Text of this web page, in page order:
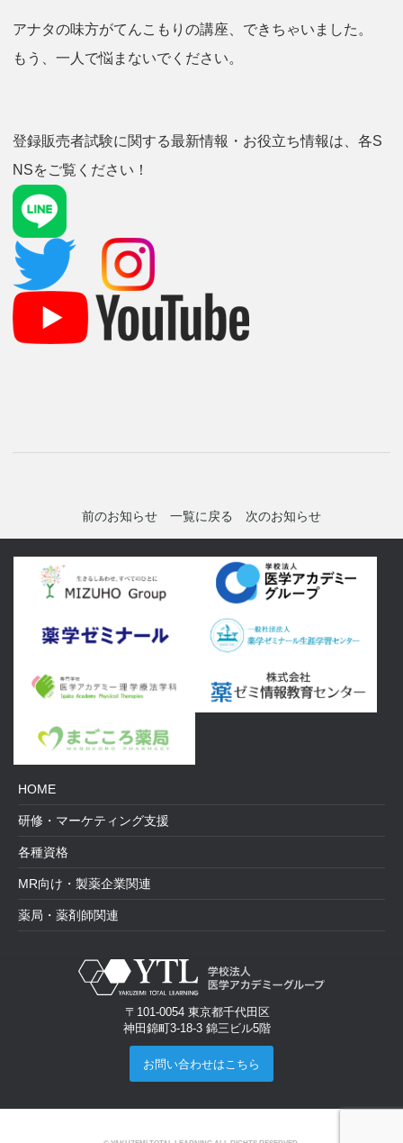
アナタの味方がてんこもりの講座、できちゃいました。
もう、一人で悩まないでください。
登録販売者試験に関する最新情報・お役立ち情報は、各S
NSをご覧ください！
前のお知らせ 一覧に戻る 次のお知らせ
HOME
研修・マーケティング支援
各種資格
MR向け・製薬企業関連
薬局・薬剤師関連
〒101-0054 東京都千代田区
神田錦町3-18-3 錦三ビル5階
お問い合わせはこちら